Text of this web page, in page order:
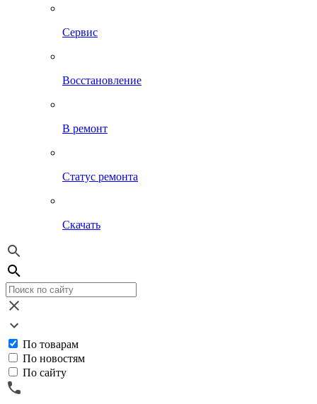
Сервис
Восстановление
В ремонт
Статус ремонта
Скачать
По товарам
По новостям
По сайту